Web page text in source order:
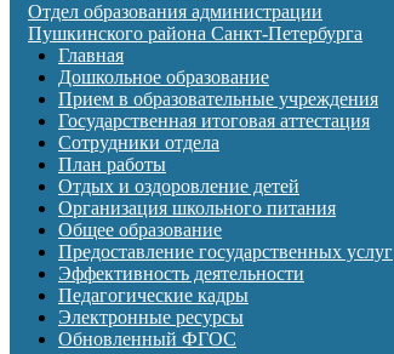
Отдел образования администрации
Пушкинского района Санкт-Петербурга
Главная
Дошкольное образование
Прием в образовательные учреждения
Государственная итоговая аттестация
Сотрудники отдела
План работы
Отдых и оздоровление детей
Организация школьного питания
Общее образование
Предоставление государственных услуг
Эффективность деятельности
Педагогические кадры
Электронные ресурсы
Обновленный ФГОС